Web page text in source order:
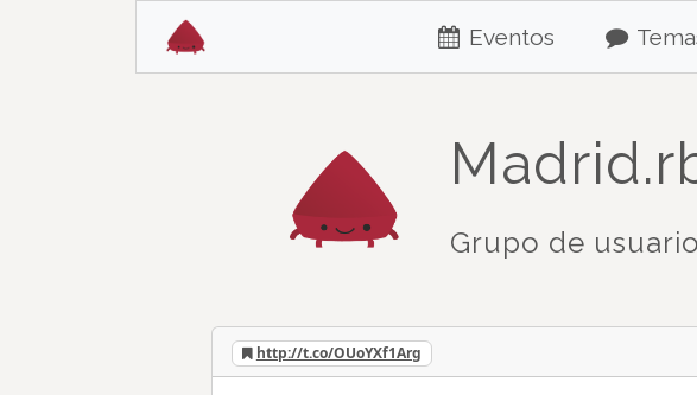
Eventos
Grupo de
http://t.co/OUoYXf1Arg